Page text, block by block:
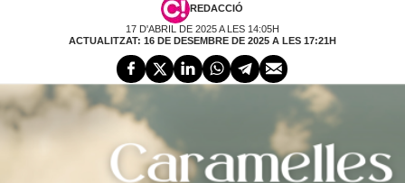
REDACCIÓ
17 D'ABRIL DE 2025 A LES 14:05H
ACTUALITZAT: 16 DE DESEMBRE DE 2025 A LES 17:21H